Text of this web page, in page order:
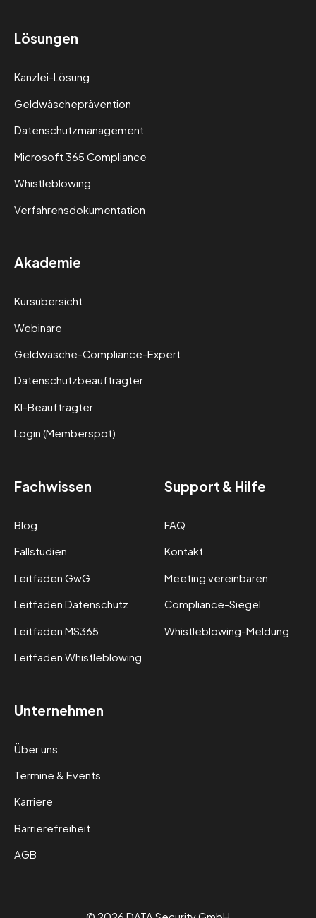
Lösungen
Kanzlei-Lösung
Geldwäscheprävention
Datenschutzmanagement
Microsoft 365 Compliance
Whistleblowing
Verfahrensdokumentation
Akademie
Kursübersicht
Webinare
Geldwäsche-Compliance-Expert
Datenschutzbeauftragter
KI-Beauftragter
Login (Memberspot)
Fachwissen
Blog
Fallstudien
Leitfaden GwG
Leitfaden Datenschutz
Leitfaden MS365
Leitfaden Whistleblowing
Support & Hilfe
FAQ
Kontakt
Meeting vereinbaren
Compliance-Siegel
Whistleblowing-Meldung
Unternehmen
Über uns
Termine & Events
Karriere
Barrierefreiheit
AGB